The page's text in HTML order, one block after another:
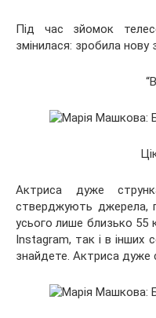
Під час зйомок
змінилася: зробила нову
Актриса дуже
стверджують джерела,
усього лише близько 55
Instagram, так і в інших
знайдете. Актриса дуже